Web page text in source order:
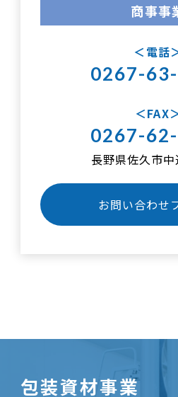
商事事
電話
0267-
FAX
0267-
長野県佐久市
お問い合わせ
包装資材事業